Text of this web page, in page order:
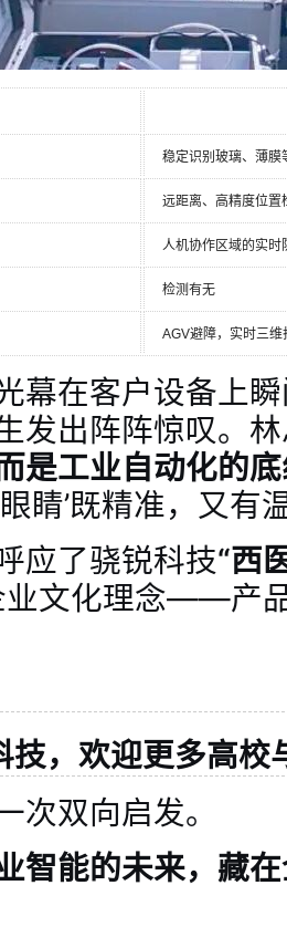
稳定识别玻璃、薄膜
远距离、高精度位置
人机协作区域的实时
检测有无
AGV避障，实时三维
幕在客户设备上
发出阵阵惊叹。
是工业自动化的
睛’既精准，又有
应了骁锐科技“西
业文化理念——产
技，欢迎更多高校
次双向启发。
智能的未来，藏